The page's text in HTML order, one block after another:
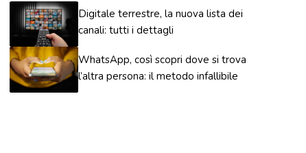
Digitale terrestre, la nuova lista dei
canali: tutti i dettagli
WhatsApp, così scopri dove si trova
l’altra persona: il metodo infallibile